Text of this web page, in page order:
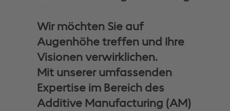
Wir möchten Sie auf
Augenhöhe treffen und Ihre
Visionen verwirklichen.
Mit unserer umfassenden
Expertise im Bereich des
Additive Manufacturing (AM)